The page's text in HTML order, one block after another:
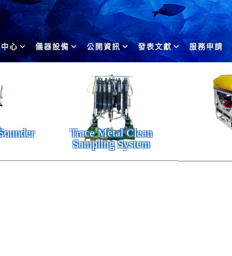
心 儀器設備 公開資訊 發表文獻 服務申請
Trace Metal Clean
Sampling System